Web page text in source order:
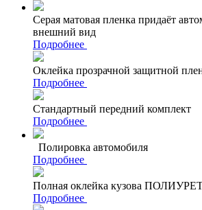
Серая матовая пленка придаёт
внешний вид
Подробнее
Оклейка прозрачной защитной
Подробнее
Стандартный передний комплект
Подробнее
Полировка автомобиля
Подробнее
Полная оклейка кузова
Подробнее